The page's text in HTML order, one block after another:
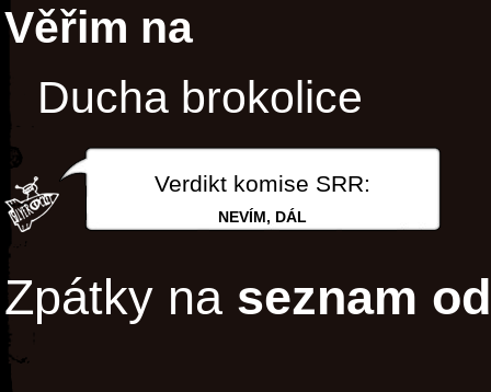
Věřim na
Ducha brokolice
Verdikt komise SRR:
NEVÍM, DÁL
Zpátky na seznam